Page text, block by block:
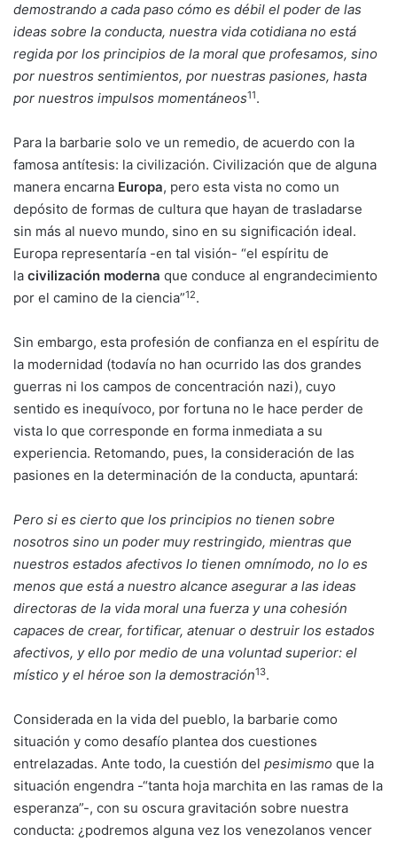
demostrando a cada paso cómo es débil el poder de las
ideas sobre la conducta, nuestra vida cotidiana no está
regida por los principios de la moral que profesamos, sino
por nuestros sentimientos, por nuestras pasiones, hasta
por nuestros impulsos momentáneos11.
Para la barbarie solo ve un remedio, de acuerdo con la
famosa antítesis: la civilización. Civilización que de alguna
manera encarna Europa, pero esta vista no como un
depósito de formas de cultura que hayan de trasladarse
sin más al nuevo mundo, sino en su significación ideal.
Europa representaría -en tal visión- “el espíritu de
la civilización moderna que conduce al engrandecimiento
por el camino de la ciencia”12.
Sin embargo, esta profesión de confianza en el espíritu de
la modernidad (todavía no han ocurrido las dos grandes
guerras ni los campos de concentración nazi), cuyo
sentido es inequívoco, por fortuna no le hace perder de
vista lo que corresponde en forma inmediata a su
experiencia. Retomando, pues, la consideración de las
pasiones en la determinación de la conducta, apuntará:
Pero si es cierto que los principios no tienen sobre
nosotros sino un poder muy restringido, mientras que
nuestros estados afectivos lo tienen omnímodo, no lo es
menos que está a nuestro alcance asegurar a las ideas
directoras de la vida moral una fuerza y una cohesión
capaces de crear, fortificar, atenuar o destruir los estados
afectivos, y ello por medio de una voluntad superior: el
místico y el héroe son la demostración13.
Considerada en la vida del pueblo, la barbarie como
situación y como desafío plantea dos cuestiones
entrelazadas. Ante todo, la cuestión del pesimismo que la
situación engendra -“tanta hoja marchita en las ramas de la
esperanza”-, con su oscura gravitación sobre nuestra
conducta: ¿podremos alguna vez los venezolanos vencer